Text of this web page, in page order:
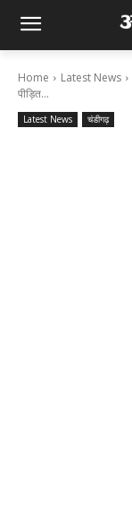
Home Latest News
पीड़ित...
Latest News चंडीगढ़